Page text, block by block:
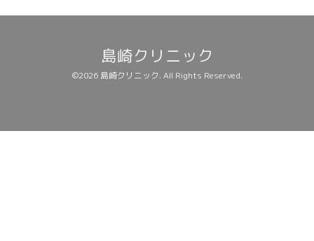
島崎クリニック
©2026 島崎クリニック. All Rights Reserved.